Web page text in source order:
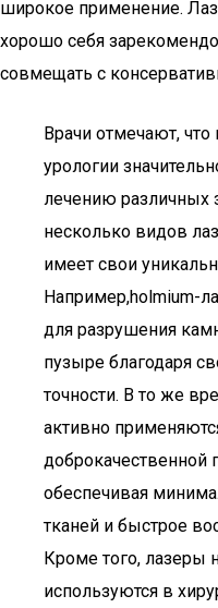
широкое применение.
хорошо себя
совмещать с
Врачи отмечают,
урологии
лечению различных
несколько видов
имеет свои
Например,holmium-
для разрушения
пузыре благодаря
точности. В то же
активно
доброкачественной
обеспечивая
тканей и быстрое
Кроме того, лазеры
используются в